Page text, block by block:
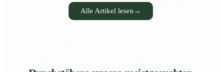
Alle Artikel lesen →